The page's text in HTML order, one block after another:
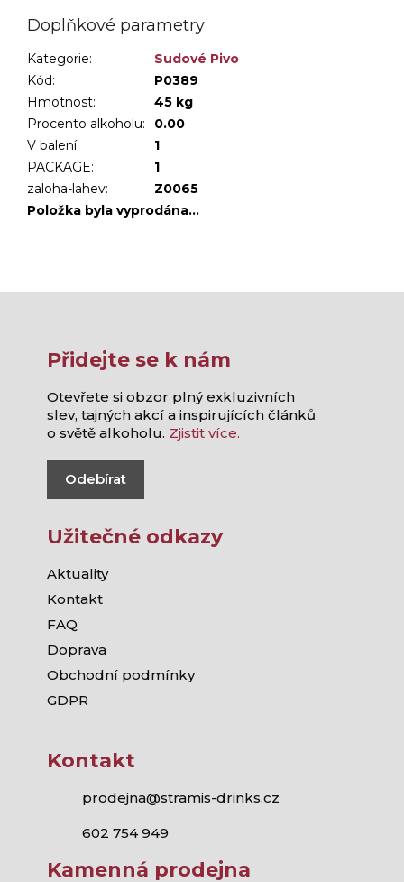
Doplňkové parametry
Kategorie:
Sudové Pivo
Kód:
P0389
Hmotnost:
45 kg
Procento alkoholu:
0.00
V balení:
1
PACKAGE:
1
zaloha-lahev:
Z0065
Položka byla vyprodána…
Přidejte se k nám
Otevřete si obzor plný exkluzivních
slev, tajných akcí a inspirujících článků
o světě alkoholu. Zjistit více.
Odebírat
Užitečné odkazy
Aktuality
Kontakt
FAQ
Doprava
Obchodní podmínky
GDPR
Kontakt
prodejna@stramis-drinks.cz
602 754 949
Kamenná prodejna